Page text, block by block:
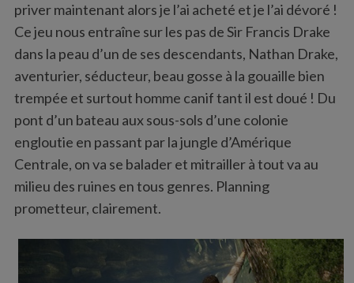
priver maintenant alors je l’ai acheté et je l’ai dévoré !
Ce jeu nous entraîne sur les pas de Sir Francis Drake
dans la peau d’un de ses descendants, Nathan Drake,
aventurier, séducteur, beau gosse à la gouaille bien
trempée et surtout homme canif tant il est doué ! Du
pont d’un bateau aux sous-sols d’une colonie
engloutie en passant par la jungle d’Amérique
Centrale, on va se balader et mitrailler à tout va au
milieu des ruines en tous genres. Planning
prometteur, clairement.